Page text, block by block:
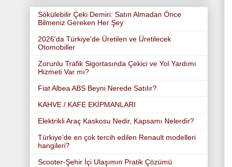
Sökülebilir Çeki Demiri: Satın Almadan Önce
Bilmeniz Gereken Her Şey
2026'da Türkiye'de Üretilen ve Üretilecek
Otomobiller
Zorunlu Trafik Sigortasında Çekici ve Yol Yardımı
Hizmeti Var mı?
Fiat Albea ABS Beyni Nerede Satılır?
KAHVE / KAFE EKİPMANLARI
Elektrikli Araç Kaskosu Nedir, Kapsamı Nelerdir?
Türkiye’de en çok tercih edilen Renault modelleri
hangileri?
Scooter-Şehir İçi Ulaşımın Pratik Çözümü